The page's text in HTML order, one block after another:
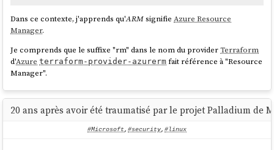
Dans ce contexte, j'apprends qu'ARMsignifieAzure Resource
Manager.
Je comprends que le suffixe "rm" dans le nom du providerTerraform
d'Azure terraform-provider-azurerm fait référence à "Resource
Manager".
20 ans après avoir été traumatisé par le projet Palladium de
#Microsoft, #security, #linux